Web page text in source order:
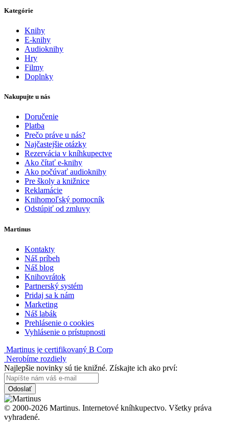
Kategórie
Knihy
E-knihy
Audioknihy
Hry
Filmy
Doplnky
Nakupujte u nás
Doručenie
Platba
Prečo práve u nás?
Najčastejšie otázky
Rezervácia v kníhkupectve
Ako čítať e-knihy
Ako počúvať audioknihy
Pre školy a knižnice
Reklamácie
Knihomoľský pomocník
Odstúpiť od zmluvy
Martinus
Kontakty
Náš príbeh
Náš blog
Knihovrátok
Partnerský systém
Pridaj sa k nám
Marketing
Náš labák
Prehlásenie o cookies
Vyhlásenie o prístupnosti
Martinus je certifikovaný B Corp
Nerobíme rozdiely
Najlepšie novinky sú tie knižné. Získajte ich ako prví:
Odoslať
© 2000-2026 Martinus. Internetové kníhkupectvo. Všetky práva
vyhradené.